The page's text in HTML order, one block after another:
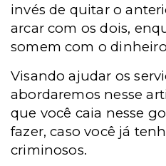
invés de quitar o
arcar com os dois,
somem com o
Visando ajudar os
abordaremos nesse
que você caia nesse
fazer, caso você já
criminosos.